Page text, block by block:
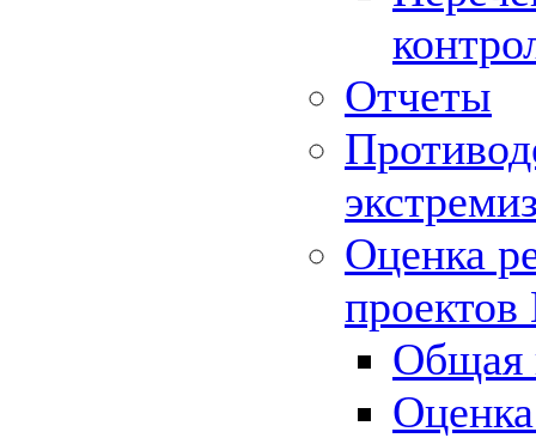
Отчеты
Оценка
Общая